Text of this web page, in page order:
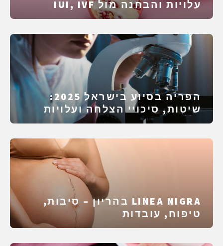
עלויות והבחנה מול IUI, IVF
ו‑ICSI
הפריה בסיוע בישראל 2025:
שיטות, סיכויי הצלחה ועלויות
LINEA NIGRA בהריון – סיבות,
טיפוח, עובדות